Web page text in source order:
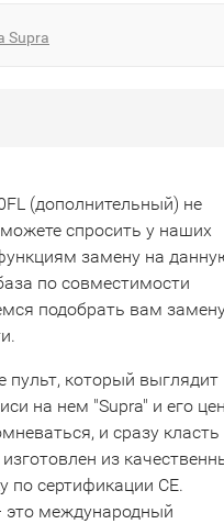
Supra
(дополнительный) не
спросить у наших
замену на
по совместимости
подобрать вам
который выглядит
на нем "Supra" и его
и сразу класть
из
по сертификации CE.
это международный